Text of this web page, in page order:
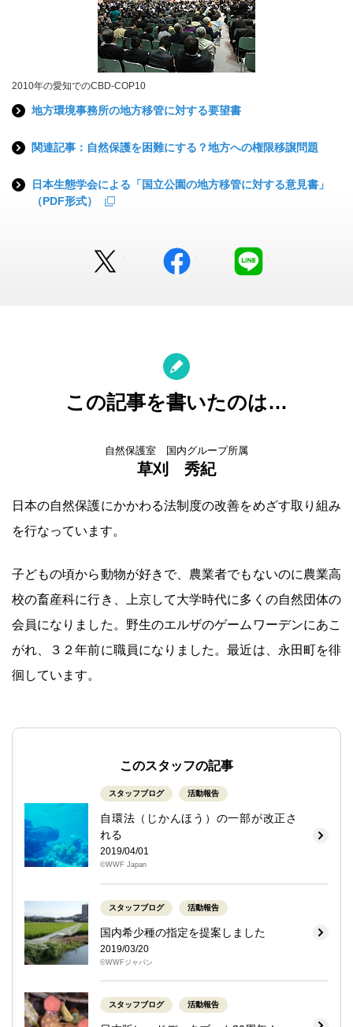
2010年の愛知でのCBD-COP10
地方環境事務所の地方移管に対する要望書
関連記事：自然保護を困難にする？地方への権限移譲問題
日本生態学会による「国立公園の地方移管に対する意見書」
（PDF形式）
facebook
この記事を書いたのは…
自然保護室 国内グループ所属
草刈 秀紀
日本の自然保護にかかわる法制度の改善をめざす取り組み
を行なっています。
子どもの頃から動物が好きで、農業者でもないのに農業高
校の畜産科に行き、上京して大学時代に多くの自然団体の
会員になりました。野生のエルザのゲームワーデンにあこ
がれ、３２年前に職員になりました。最近は、永田町を徘
徊しています。
このスタッフの記事
スタッフブログ 活動報告
自環法（じかんほう）の一部が改正さ
れる
2019/04/01
©WWF Japan
スタッフブログ 活動報告
国内希少種の指定を提案しました
2019/03/20
©WWFジャパン
スタッフブログ 活動報告